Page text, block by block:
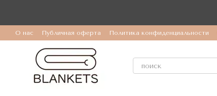
О нас Публичная оферта Политика конфиденциальности